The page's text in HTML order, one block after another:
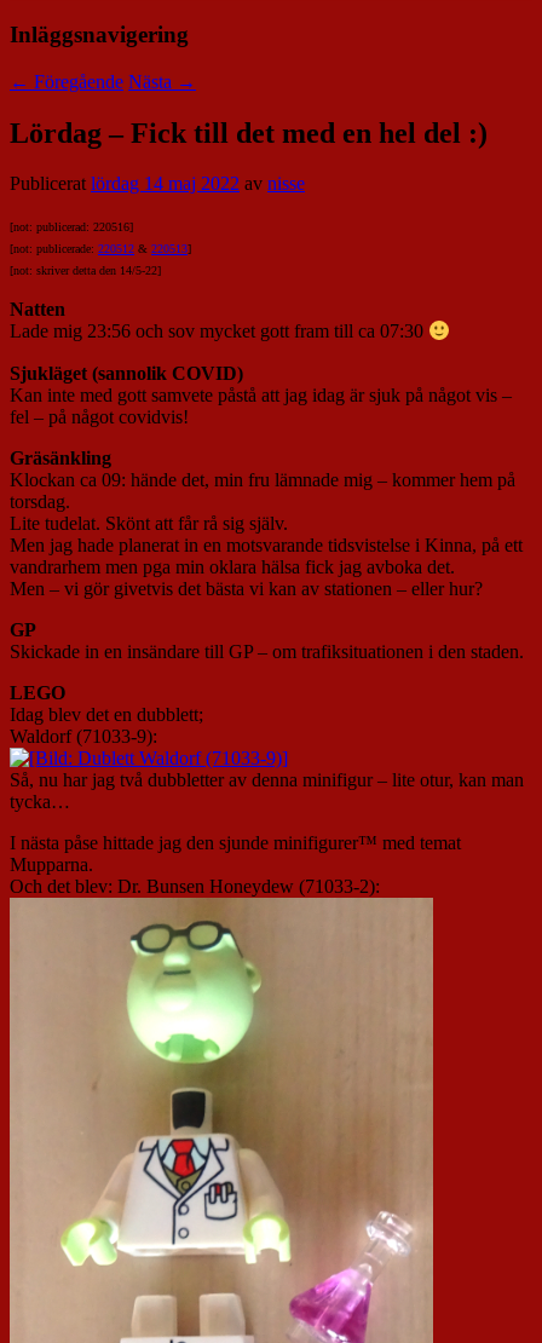
Inläggsnavigering
← Föregående Nästa →
Lördag – Fick till det med en hel del :)
Publiceratlördag 14 maj 2022 av nisse
[not: publicerad: 220516]
[not: publicerade: 220512 & 220513]
[not: skriver detta den 14/5-22]
Natten
Lade mig 23:56 och sov mycket gott fram till ca 07:30
Sjukläget (sannolik COVID)
Kan inte med gott samvete påstå att jag idag är sjuk på något vis –
fel – på något covidvis!
Gräsänkling
Klockan ca 09: hände det, min fru lämnade mig – kommer hem på
torsdag.
Lite tudelat. Skönt att får rå sig själv.
Men jag hade planerat in en motsvarande tidsvistelse i Kinna, på ett
vandrarhem men pga min oklara hälsa fick jag avboka det.
Men – vi gör givetvis det bästa vi kan av stationen – eller hur?
GP
Skickade in en insändare till GP – om trafiksituationen i den staden.
LEGO
Idag blev det en dubblett;
Waldorf (71033-9):
Så, nu har jag två dubbletter av denna minifigur – lite otur, kan man
tycka…
I nästa påse hittade jag den sjunde minifigurer™ med temat
Mupparna.
Och det blev: Dr. Bunsen Honeydew (71033-2):